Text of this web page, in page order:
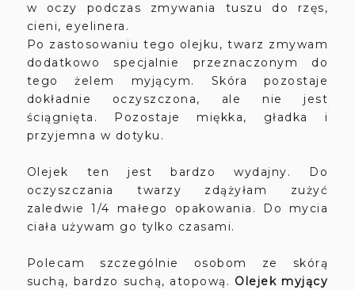
w oczy podczas zmywania tuszu do rzęs,
cieni, eyelinera.
Po zastosowaniu tego olejku, twarz zmywam
dodatkowo specjalnie przeznaczonym do
tego żelem myjącym. Skóra pozostaje
dokładnie oczyszczona, ale nie jest
ściągnięta. Pozostaje miękka, gładka i
przyjemna w dotyku.
Olejek ten jest bardzo wydajny. Do
oczyszczania twarzy zdążyłam zużyć
zaledwie 1/4 małego opakowania. Do mycia
ciała używam go tylko czasami.
Polecam szczególnie osobom ze skórą
suchą, bardzo suchą, atopową. Olejek myjący